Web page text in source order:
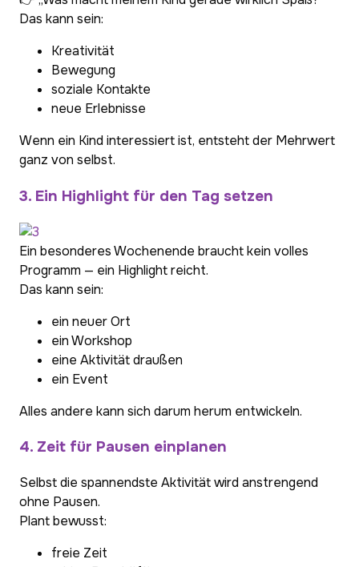
Das kann sein:
Kreativität
Bewegung
soziale Kontakte
neue Erlebnisse
Wenn ein Kind interessiert ist, entsteht der Mehrwert
ganz von selbst.
3. Ein Highlight für den Tag setzen
Ein besonderes Wochenende braucht kein volles
Programm — ein Highlight reicht.
Das kann sein:
ein neuer Ort
ein Workshop
eine Aktivität draußen
ein Event
Alles andere kann sich darum herum entwickeln.
4. Zeit für Pausen einplanen
Selbst die spannendste Aktivität wird anstrengend
ohne Pausen.
Plant bewusst:
freie Zeit